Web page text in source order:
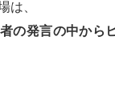
は、
の発言の中から